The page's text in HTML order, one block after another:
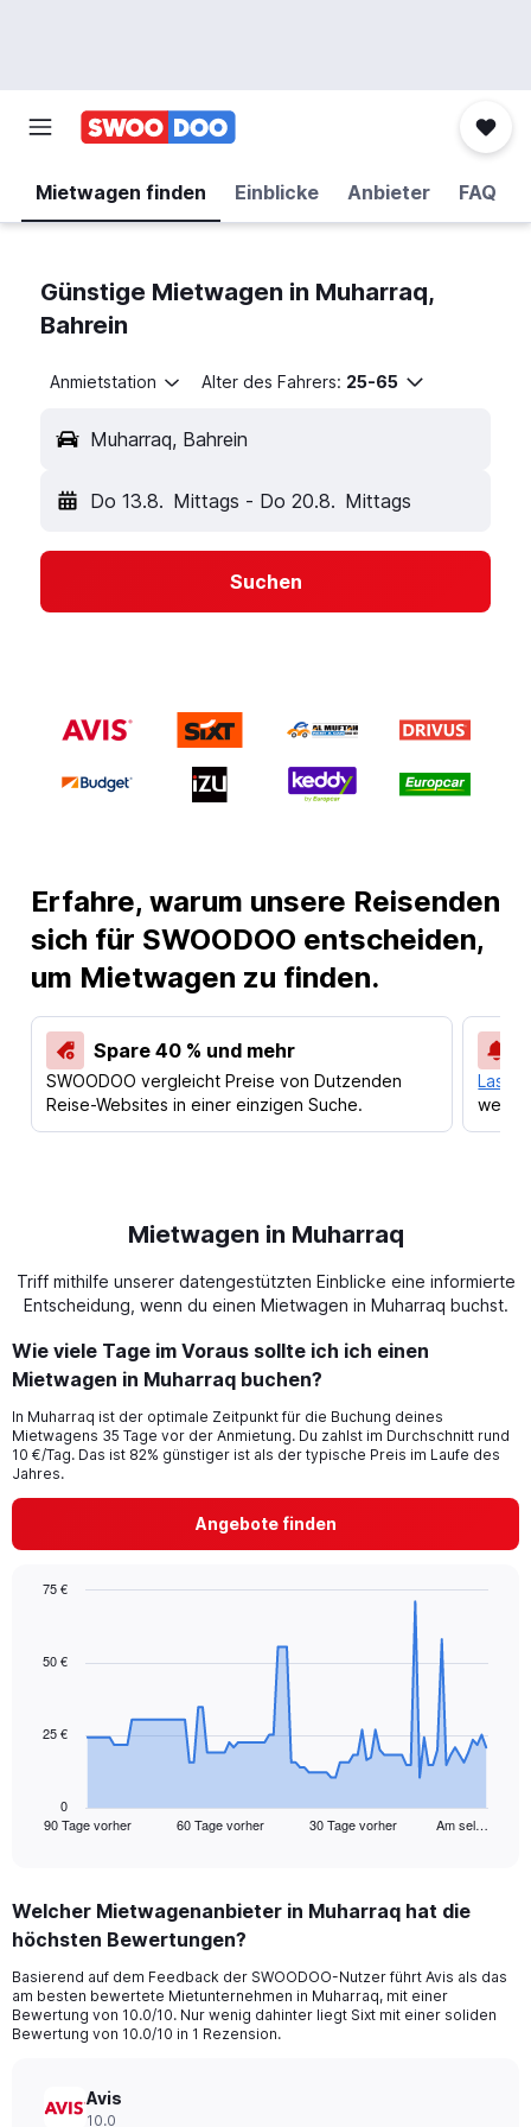
Mietwagen finden Einblicke Anbieter FAQ
Günstige Mietwagen in Muharraq,
Bahrein
Anmietstation Alter des Fahrers: 25-65
Muharraq, Bahrein
Do 13.8. Mittags - Do 20.8. Mittags
Suchen
Erfahre, warum unsere Reisenden
sich für SWOODOO entscheiden,
um Mietwagen zu finden.
Spare 40 % und mehr
SWOODOO vergleicht Preise von Dutzenden
Reise-Websites in einer einzigen Suche.
Lass
Mietwagen in Muharraq
Triff mithilfe unserer datengestützten Einblicke eine informierte
Entscheidung, wenn du einen Mietwagen in Muharraq buchst.
Wie viele Tage im Voraus sollte ich ich einen
Mietwagen in Muharraq buchen?
In Muharraq ist der optimale Zeitpunkt für die Buchung deines
Mietwagens 35 Tage vor der Anmietung. Du zahlst im Durchschnitt rund
10 €/Tag. Das ist 82% günstiger ist als der typische Preis im Laufe des
Jahres.
Angebote finden
data
The
Range:
91
The
chart
has
axis
displaying
90 Tage vorher 60 Tage vorher 30 Tage vorher Am sel…
0
25 €
50 €
75 €
End
Welcher Mietwagenanbieter in Muharraq hat die
höchsten Bewertungen?
Basierend auf dem Feedback der SWOODOO-Nutzer führt Avis als das
am besten bewertete Mietunternehmen in Muharraq, mit einer
Bewertung von 10.0/10. Nur wenig dahinter liegt Sixt mit einer soliden
Bewertung von 10.0/10 in 1 Rezension.
Avis
10.0